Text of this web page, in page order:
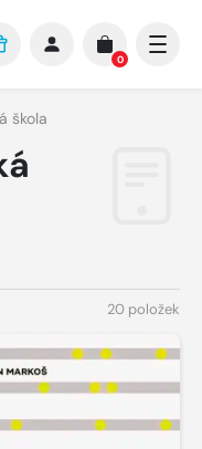
0
škola
20 položek